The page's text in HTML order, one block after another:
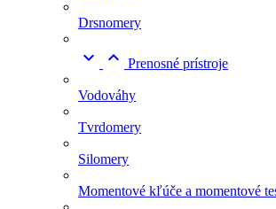
Drsnomery
  Prenosné prístroje
Vodováhy
Tvrdomery
Silomery
Momentové kľúče a momentové